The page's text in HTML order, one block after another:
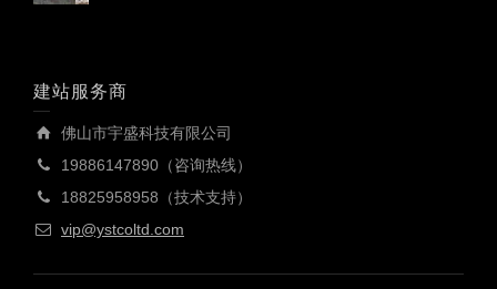
建站服务商
佛山市宇盛科技有限公司
19886147890（咨询热线）
18825958958（技术支持）
vip@ystcoltd.com